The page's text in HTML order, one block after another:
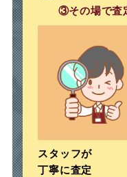
③その場で査
スタッフが
丁寧に査定